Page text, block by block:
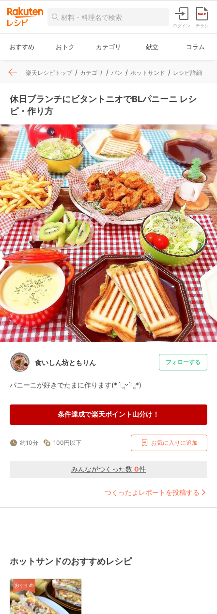
ログイン チラシ
おすすめ おトク カテゴリ 献立 コラム
楽天レシピトップ カテゴリ パン ホットサンド レシピ詳細
休日ブランチにビタントニオでBLパニーニ レシ
ピ・作り方
食いしん坊ともりん フォローする
パニーニが好きでたまに作ります(*ˊૢᵕˋૢ*)
条件達成で楽天ポイント山分け！
約10分 100円以下 お気に入りに追加
みんながつくった数 0件
つくったよレポートを投稿する
ホットサンドのおすすめレシピ
おすすめ